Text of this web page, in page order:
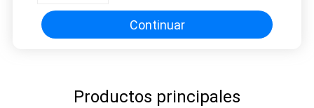
Continuar
Productos principales